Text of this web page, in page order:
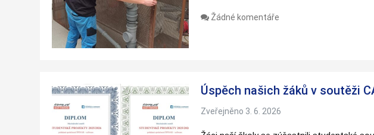
Žádné komentáře
Úspěch našich žáků v soutěži
Zveřejněno 3. 6. 2026